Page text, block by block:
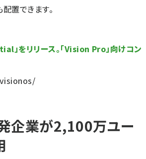
置できます。
をリリース。「Vision Pro」向けコン
企業が2,100万ユー